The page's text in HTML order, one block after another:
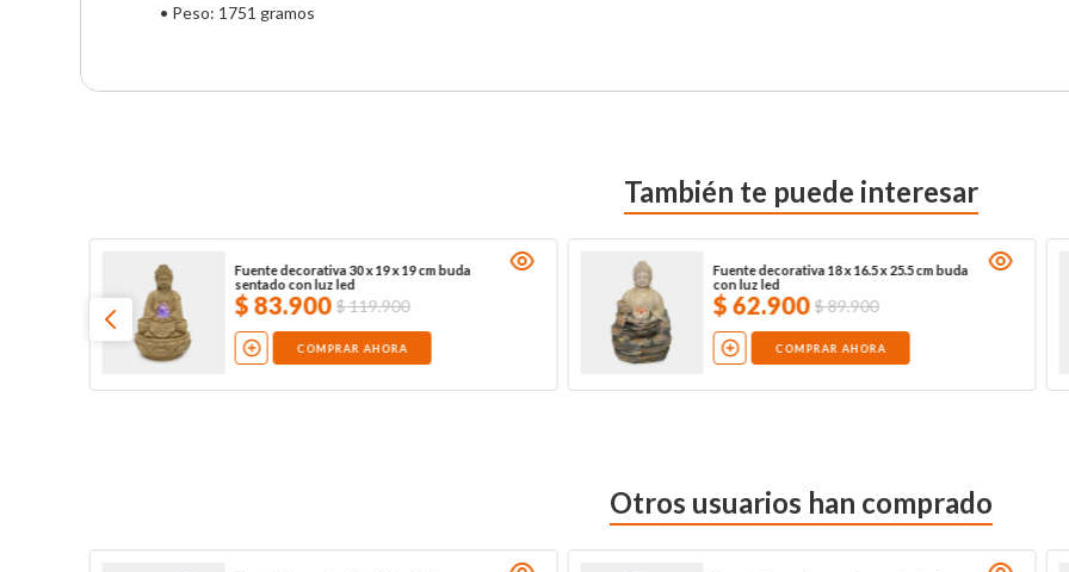
• Peso: 1751 gramos
También te puede interesar
Fuente decorativa 30 x 19 x 19 cm buda
sentado con luz led
$83.900 $119.900
COMPRAR AHORA
Fuente decorativa 18 x 16.5 x 25.5 cm buda
con luz led
$62.900 $89.900
COMPRAR AHORA
Otros usuarios han comprado